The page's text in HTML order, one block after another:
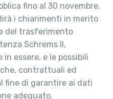
fino al 30 novembre.
i chiarimenti in merito
del trasferimento
Schrems II,
essere, e le possibili
contrattuali ed
fine di garantire ai dati
adeguato.